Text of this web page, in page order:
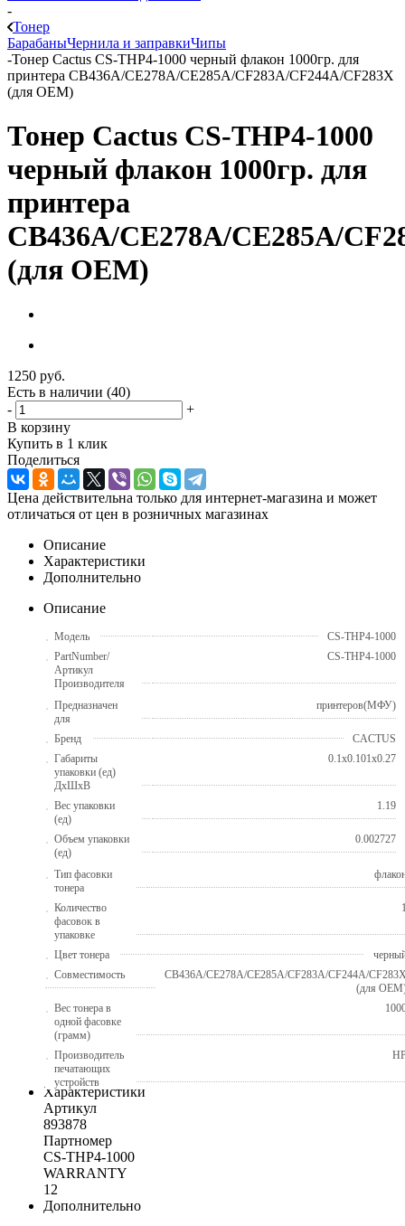
-
Тонер
БарабаныЧернила и заправкиЧипы
-Тонер Cactus CS-THP4-1000 черный флакон 1000гр. для
принтера CB436A/CE278A/CE285A/CF283A/CF244A/CF283X
(для OEM)
Тонер Cactus CS-THP4-1000
черный флакон 1000гр. для
принтера
CB436A/CE278A/CE285A/
(для OEM)
1250 руб.
Есть в наличии (40)
-
+
В корзину
Купить в 1 клик
Поделиться
Цена действительна только для интернет-магазина и может
отличаться от цен в розничных магазинах
Описание
Характеристики
Дополнительно
Описание
Модель
CS-THP4-1000
PartNumber/
Артикул
Производителя
CS-THP4-1000
Предназначен
для
принтеров(МФУ)
Бренд
CACTUS
Габариты
упаковки (ед)
ДхШхВ
0.1x0.101x0.27
Вес упаковки
(ед)
1.19
Объем упаковки
(ед)
0.002727
Тип фасовки
тонера
Количество
фасовок в
упаковке
Цвет тонера
Совместимость
CB436A/CE278A/CE285A/CF283A/CF244A/
(для
Вес тонера в
одной фасовке
(грамм)
Производитель
печатающих
устройств
Характеристики
Артикул
893878
Партномер
CS-THP4-1000
WARRANTY
12
Дополнительно